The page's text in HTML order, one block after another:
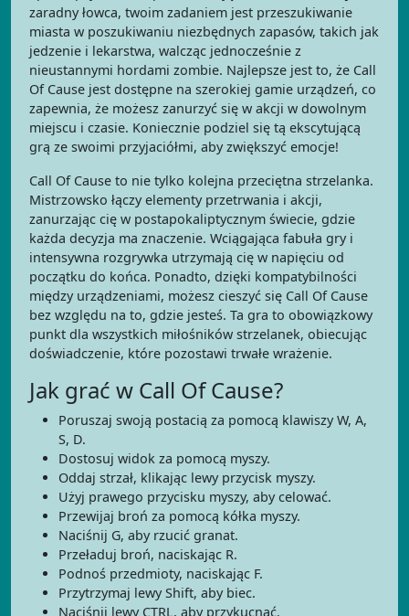
zaradny łowca, twoim zadaniem jest przeszukiwanie
miasta w poszukiwaniu niezbędnych zapasów, takich jak
jedzenie i lekarstwa, walcząc jednocześnie z
nieustannymi hordami zombie. Najlepsze jest to, że Call
Of Cause jest dostępne na szerokiej gamie urządzeń, co
zapewnia, że możesz zanurzyć się w akcji w dowolnym
miejscu i czasie. Koniecznie podziel się tą ekscytującą
grą ze swoimi przyjaciółmi, aby zwiększyć emocje!
Call Of Cause to nie tylko kolejna przeciętna strzelanka.
Mistrzowsko łączy elementy przetrwania i akcji,
zanurzając cię w postapokaliptycznym świecie, gdzie
każda decyzja ma znaczenie. Wciągająca fabuła gry i
intensywna rozgrywka utrzymają cię w napięciu od
początku do końca. Ponadto, dzięki kompatybilności
między urządzeniami, możesz cieszyć się Call Of Cause
bez względu na to, gdzie jesteś. Ta gra to obowiązkowy
punkt dla wszystkich miłośników strzelanek, obiecując
doświadczenie, które pozostawi trwałe wrażenie.
Jak grać w Call Of Cause?
Poruszaj swoją postacią za pomocą klawiszy W, A,
S, D.
Dostosuj widok za pomocą myszy.
Oddaj strzał, klikając lewy przycisk myszy.
Użyj prawego przycisku myszy, aby celować.
Przewijaj broń za pomocą kółka myszy.
Naciśnij G, aby rzucić granat.
Przeładuj broń, naciskając R.
Podnoś przedmioty, naciskając F.
Przytrzymaj lewy Shift, aby biec.
Naciśnij lewy CTRL, aby przykucnąć.